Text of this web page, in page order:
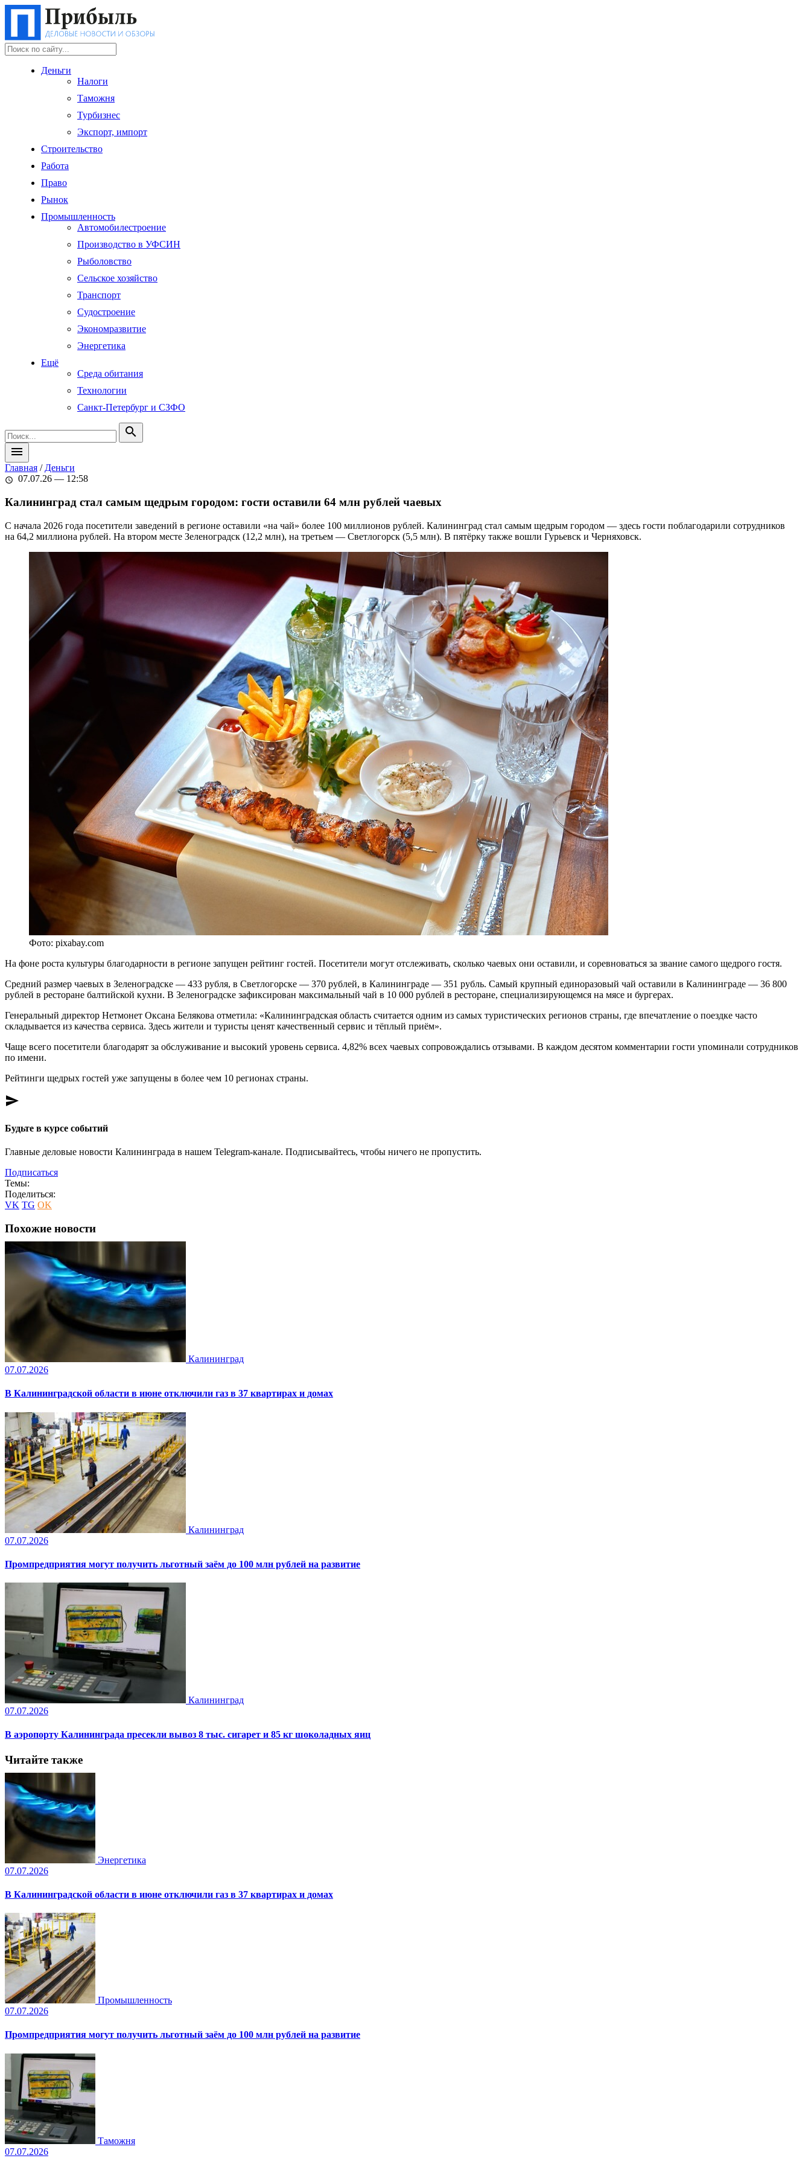
Деньги
Налоги
Таможня
Турбизнес
Экспорт, импорт
Строительство
Работа
Право
Рынок
Промышленность
Автомобилестроение
Производство в УФСИН
Рыболовство
Сельское хозяйство
Транспорт
Судостроение
Экономразвитие
Энергетика
Ещё
Среда обитания
Технологии
Санкт-Петербург и СЗФО
search
menu
Главная / Деньги
schedule 07.07.26 — 12:58
Калининград стал самым щедрым городом: гости оставили 64 млн рублей чаевых
С начала 2026 года посетители заведений в регионе оставили «на чай» более 100 миллионов рублей. Калининград стал самым щедрым городом — здесь гости поблагодарили сотрудников
на 64,2 миллиона рублей. На втором месте Зеленоградск (12,2 млн), на третьем — Светлогорск (5,5 млн). В пятёрку также вошли Гурьевск и Черняховск.
Фото: pixabay.com
На фоне роста культуры благодарности в регионе запущен рейтинг гостей. Посетители могут отслеживать, сколько чаевых они оставили, и соревноваться за звание самого щедрого гостя.
Средний размер чаевых в Зеленоградске — 433 рубля, в Светлогорске — 370 рублей, в Калининграде — 351 рубль. Самый крупный единоразовый чай оставили в Калининграде — 36 800
рублей в ресторане балтийской кухни. В Зеленоградске зафиксирован максимальный чай в 10 000 рублей в ресторане, специализирующемся на мясе и бургерах.
Генеральный директор Нетмонет Оксана Белякова отметила: «Калининградская область считается одним из самых туристических регионов страны, где впечатление о поездке часто
складывается из качества сервиса. Здесь жители и туристы ценят качественный сервис и тёплый приём».
Чаще всего посетители благодарят за обслуживание и высокий уровень сервиса. 4,82% всех чаевых сопровождались отзывами. В каждом десятом комментарии гости упоминали сотрудников
по имени.
Рейтинги щедрых гостей уже запущены в более чем 10 регионах страны.
send
Будьте в курсе событий
Главные деловые новости Калининграда в нашем Telegram-канале. Подписывайтесь, чтобы ничего не пропустить.
Подписаться
Темы:
Поделиться:
VK TG OK
Похожие новости
Калининград
07.07.2026
В Калининградской области в июне отключили газ в 37 квартирах и домах
Калининград
07.07.2026
Промпредприятия могут получить льготный заём до 100 млн рублей на развитие
Калининград
07.07.2026
В аэропорту Калининграда пресекли вывоз 8 тыс. сигарет и 85 кг шоколадных яиц
Читайте также
Энергетика
07.07.2026
В Калининградской области в июне отключили газ в 37 квартирах и домах
Промышленность
07.07.2026
Промпредприятия могут получить льготный заём до 100 млн рублей на развитие
Таможня
07.07.2026